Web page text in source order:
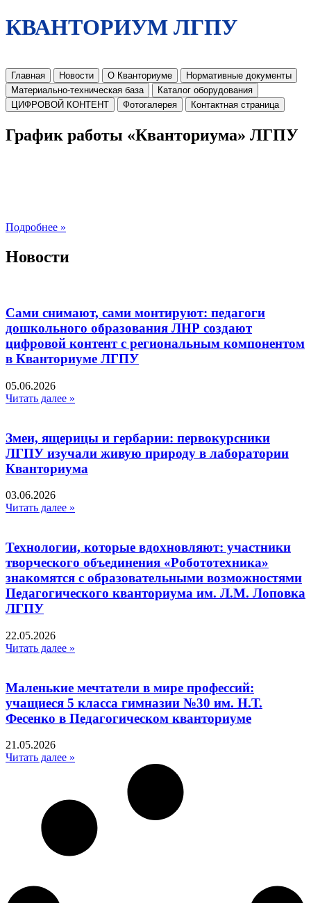
КВАНТОРИУМ ЛГПУ
Главная Новости О Кванториуме
Нормативные документы
Материально-техническая база
Каталог оборудования
ЦИФРОВОЙ КОНТЕНТ
Фотогалерея Контактная страница
График работы «Кванториума» ЛГПУ
Подробнее »
Новости
Сами снимают, сами монтируют: педагоги
дошкольного образования ЛНР создают
цифровой контент с региональным компонентом
в Кванториуме ЛГПУ​
05.06.2026
Читать далее »
Змеи, ящерицы и гербарии: первокурсники
ЛГПУ изучали живую природу в лаборатории
Кванториума
03.06.2026
Читать далее »
Технологии, которые вдохновляют: участники
творческого объединения «Робототехника»
знакомятся с образовательными возможностями
Педагогического кванториума им. Л.М. Лоповка
ЛГПУ
22.05.2026
Читать далее »
Маленькие мечтатели в мире профессий:
учащиеся 5 класса гимназии №30 им. Н.Т.
Фесенко в Педагогическом кванториуме
21.05.2026
Читать далее »